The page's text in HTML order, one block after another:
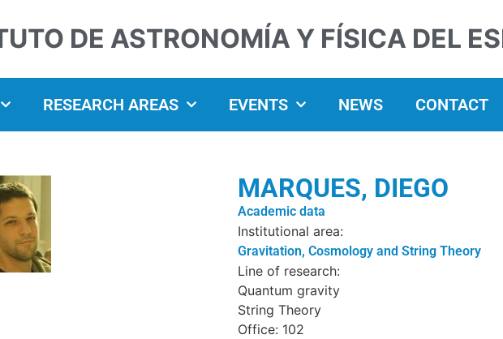
DE ASTRONOMÍA Y FÍSICA DEL
RESEARCH AREAS EVENTS NEWS CONTACT
MARQUES, DIEGO
Academic data
Institutional area:
Gravitation, Cosmology and String Theory
Line of research:
Quantum gravity
String Theory
Office: 102